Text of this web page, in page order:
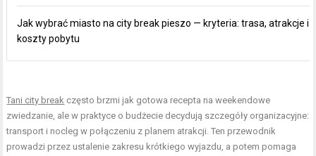
Jak wybrać miasto na city break pieszo — kryteria: trasa, atrakcje i
koszty pobytu
Tani city break często brzmi jak gotowa recepta na weekendowe
zwiedzanie, ale w praktyce o budżecie decydują szczegóły organizacyjne:
transport i nocleg w połączeniu z planem atrakcji. Ten przewodnik
prowadzi przez ustalenie zakresu krótkiego wyjazdu, a potem pomaga